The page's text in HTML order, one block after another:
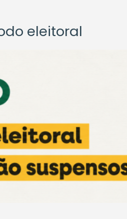
eleitoral